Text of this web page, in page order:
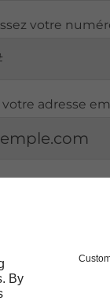
By
votre
votre adresse
ce
exploitées